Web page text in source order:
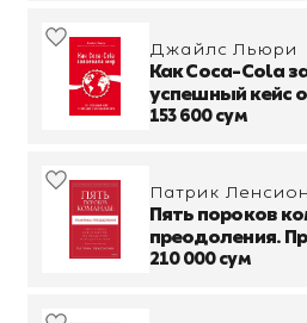
Джайлс Льюри
Как Coca-Cola
успешный кейс
мировым именем
153 600 сум
Патрик
Пять пороков
преодоления.
лидеров,
210 000 сум